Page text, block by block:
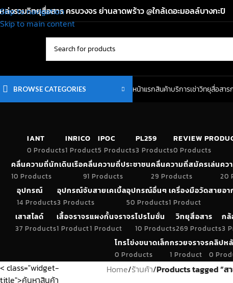
Skip to navigation
Skip to main content
ล่งรวมวิทยุสื่อสาร ครบวงจร ย่านลาดพร้าว @ใกล้เดอะมอลล์บางกะปิ
BROWSE CATEGORIES หน้าแรกสินค้าบริการเช่าวิทยุสื่อสาร
IANT
0 Products
INRICO
1 Product
IPOC
5 Products
PL259
3 Products
REVIEW
0 Products
คลื่นความถี่นักเดินเรือ
10 Products
คลื่นความถี่ประชาชน
91 Products
คลื่นความถี่สมัครเล่น
29 Products
คว
20
อุปกรณ์
14 Products
อุปกรณ์จับสายเคเบิ้ล
3 Products
อุปกรณ์อื่นๆ
50 Products
เครื่องมือวัดสายอา
1 Product
เสาสไลด์
37 Products
เสื้อจราจร
1 Product
แผงกั้นจราจร
1 Product
โปรโมชั่น
10 Products
วิทยุสื่อสาร
269 Products
กล้
3
โทรโข่งขนาดเล็ก
0 Products
กรวยจราจร
1 Product
คลิปห
0
< class="widget-
title">ค้นหาสินค้า
Home/ร้านค้า/Products tagged “สา